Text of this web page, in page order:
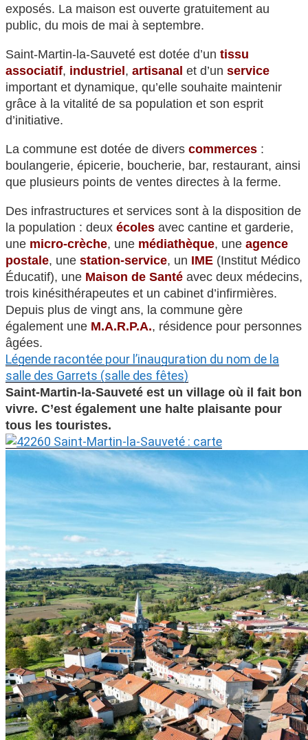
exposés. La maison est ouverte gratuitement au
public, du mois de mai à septembre.
Saint-Martin-la-Sauveté est dotée d’un tissu
associatif, industriel , artisanal et d’un service
important et dynamique, qu’elle souhaite maintenir
grâce à la vitalité de sa population et son esprit
d’initiative.
La commune est dotée de divers commerces :
boulangerie, épicerie, boucherie, bar, restaurant, ainsi
que plusieurs points de ventes directes à la ferme.
Des infrastructures et services sont à la disposition de
la population : deux écoles avec cantine et garderie,
une micro-crèche, une médiathèque, une agence
postale, une station-service, un IME (Institut Médico
Éducatif), une Maison de Santé avec deux médecins,
trois kinésithérapeutes et un cabinet d’infirmières.
Depuis plus de vingt ans, la commune gère
également une M.A.R.P.A., résidence pour personnes
âgées.
Légende racontée pour l’inauguration du nom de la
salle des Garrets (salle des fêtes)
Saint-Martin-la-Sauveté est un village où il fait bon
vivre. C’est également une halte plaisante pour
tous les touristes.